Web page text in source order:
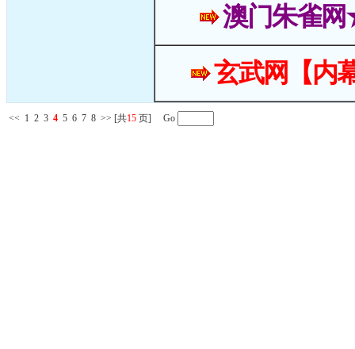
澳门朱雀
玄武网【内
<< 1 2 3 4 5 6 7 8 >> [共15 页] Go